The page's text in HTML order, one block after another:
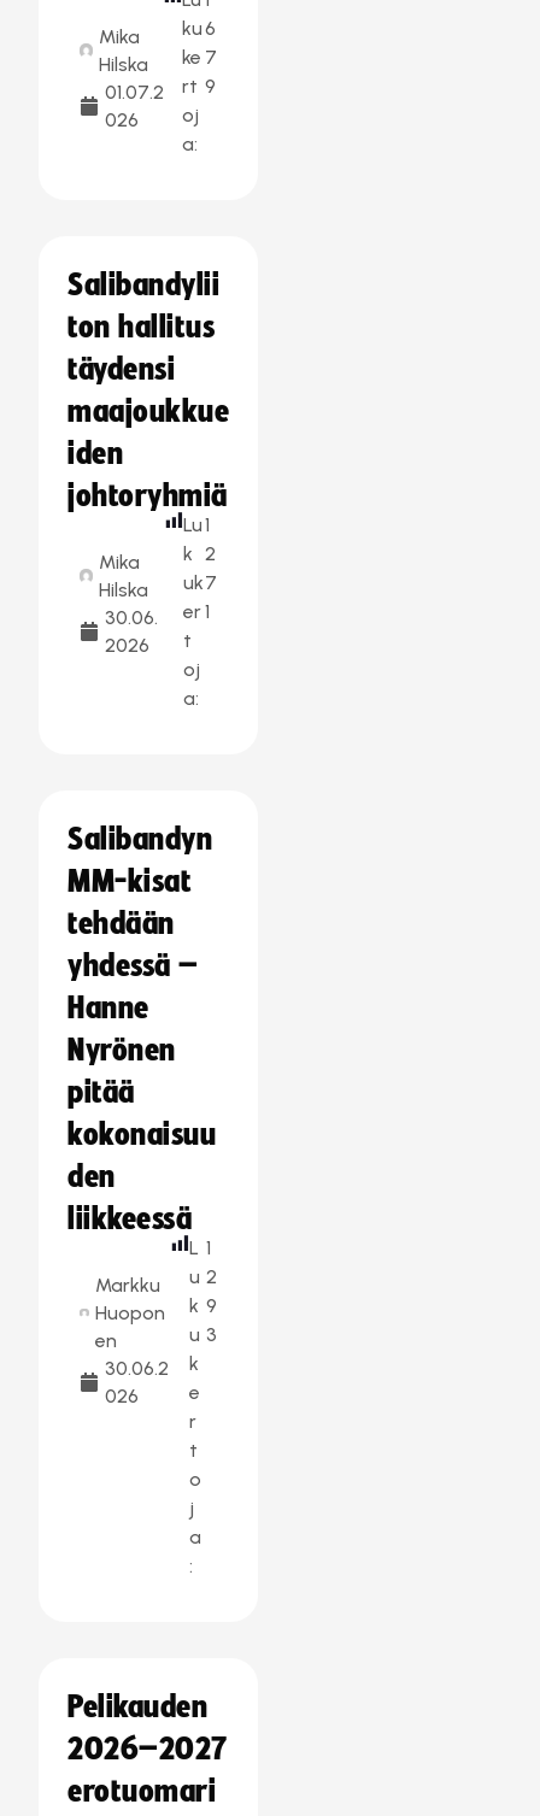
Mika
Hilska
01.07.2
026
ku
ke
rt
oj
a:
6
7
9
Salibandylii
ton hallitus
täydensi
maajoukkue
iden
johtoryhmiä
Mika
Hilska
30.06.
2026
Lu
k
uk
er
t
oj
a:
1
2
7
1
Salibandyn
MM-kisat
tehdään
yhdessä –
Hanne
Nyrönen
pitää
kokonaisuu
den
liikkeessä
Markku
Huopon
en
30.06.2
026
L
u
k
u
k
e
r
t
o
j
a
:
1
2
9
3
Pelikauden
2026–2027
erotuomari